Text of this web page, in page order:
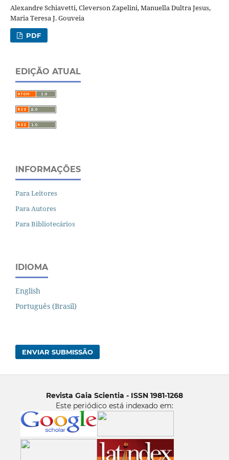
Alexandre Schiavetti, Cleverson Zapelini, Manuella Dultra Jesus,
Maria Teresa J. Gouveia
PDF
EDIÇÃO ATUAL
INFORMAÇÕES
Para Leitores
Para Autores
Para Bibliotecários
IDIOMA
English
Português (Brasil)
ENVIAR SUBMISSÃO
Revista Gaia Scientia - ISSN 1981-1268
Este periódico está indexado em: